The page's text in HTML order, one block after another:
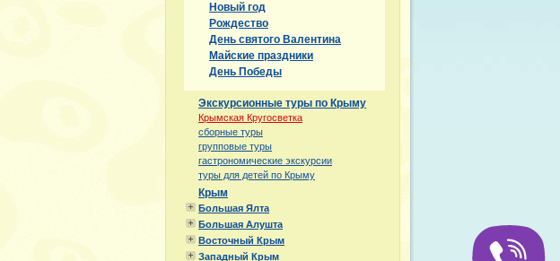
Новый год
Рождество
День святого Валентина
Майские праздники
День Победы
Экскурсионные туры по Крыму
Крымская Кругосветка
сборные туры
групповые туры
гастрономические экскурсии
туры для детей по Крыму
Крым
Большая Ялта
Большая Алушта
Восточный Крым
Западный Крым